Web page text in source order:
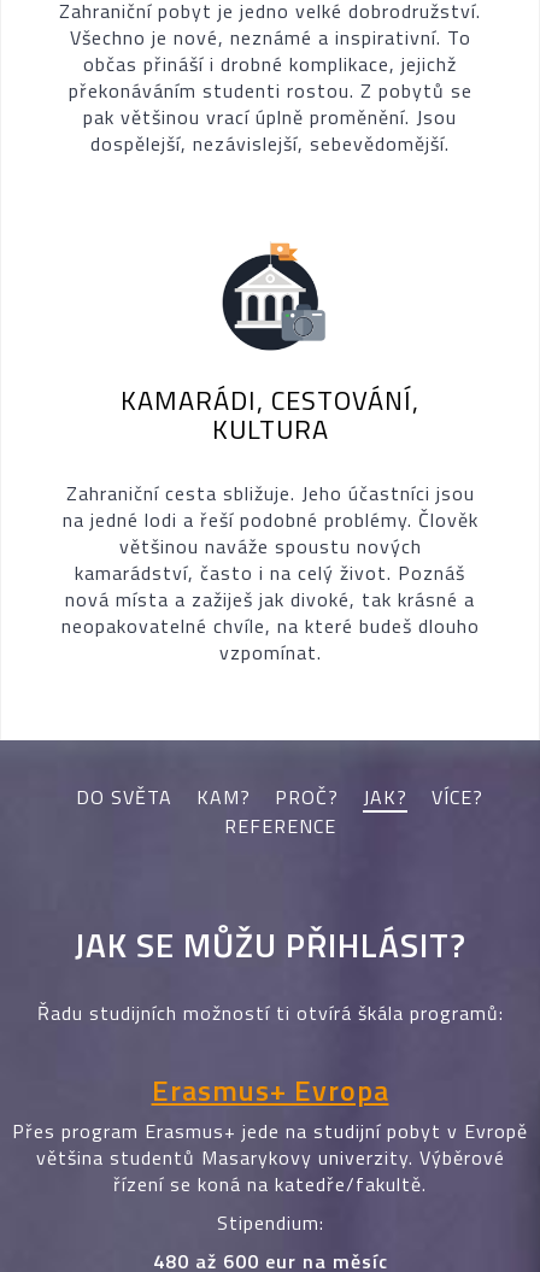
Zahraniční pobyt je jedno velké dobrodružství.
Všechno je nové, neznámé a inspirativní. To
občas přináší i drobné komplikace, jejichž
překonáváním studenti rostou. Z pobytů se
pak většinou vrací úplně proměnění. Jsou
dospělejší, nezávislejší, sebevědomější.
KAMARÁDI, CESTOVÁNÍ,
KULTURA
Zahraniční cesta sbližuje. Jeho účastníci jsou
na jedné lodi a řeší podobné problémy. Člověk
většinou naváže spoustu nových
kamarádství, často i na celý život. Poznáš
nová místa a zažiješ jak divoké, tak krásné a
neopakovatelné chvíle, na které budeš dlouho
vzpomínat.
DO SVĚTA KAM? PROČ? JAK?
VÍCE?
REFERENCE
JAK SE MŮŽU PŘIHLÁSIT?
Řadu studijních možností ti otvírá škála programů:
Erasmus+ Evropa
Přes program Erasmus+ jede na studijní pobyt v Evropě
většina studentů Masarykovy univerzity. Výběrové
řízení se koná na katedře/fakultě.
Stipendium:
480 až 600 eur na měsíc